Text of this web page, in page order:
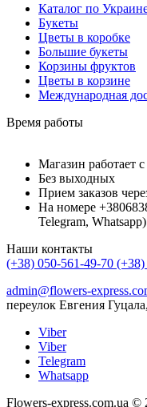
Каталог по
Букеты
Цветы в коробке
Большие букеты
Корзины фруктов
Цветы в корзине
Международная
Время работы
Магазин работает
Без выходных
Прием заказов
На номере
Telegram, Whatsapp)
Наши контакты
(+38) 050-561-49-70 (+38)
admin@flowers-
переулок Евгения
Viber
Viber
Telegram
Whatsapp
Flowers-express.com.ua ©